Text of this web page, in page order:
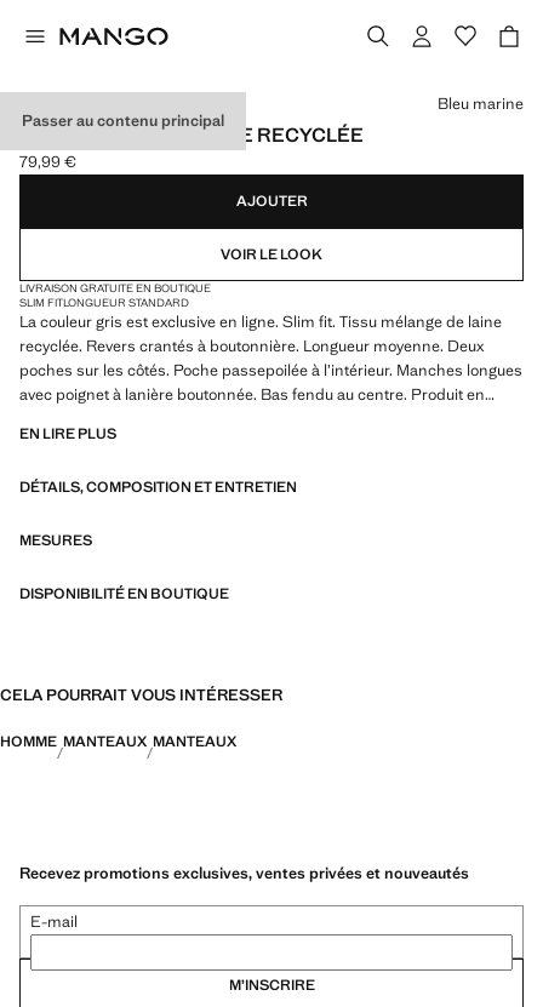
Passer au contenu principal
MANTEAU LÉGER LAINE RECYCLÉE
Prix actuel [79,99 € ]
79,99 €
Choisissez une couleur
Bleu marine
AJOUTER
VOIR LE LOOK
LIVRAISON GRATUITE EN BOUTIQUE
SLIM FITLONGUEUR STANDARD
La couleur gris est exclusive en ligne. Slim fit. Tissu mélange de laine
recyclée. Revers crantés à boutonnière. Longueur moyenne. Deux
poches sur les côtés. Poche passepoilée à l’intérieur. Manches longues
avec poignet à lanière boutonnée. Bas fendu au centre. Produit en
EN LIRE PLUS
DÉTAILS, COMPOSITION ET ENTRETIEN
MESURES
DISPONIBILITÉ EN BOUTIQUE
CELA POURRAIT VOUS INTÉRESSER
HOMME MANTEAUX MANTEAUX
Recevez promotions exclusives, ventes privées et nouveautés
E-mail
M’INSCRIRE